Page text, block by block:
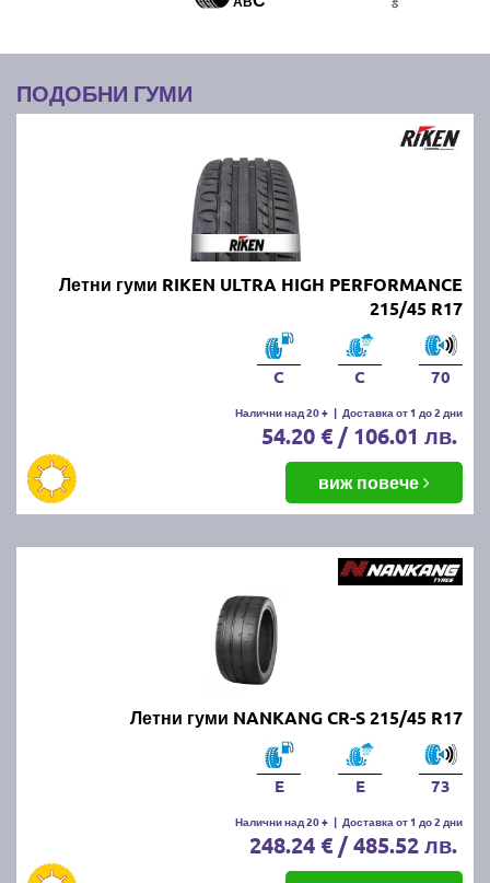
ПОДОБНИ ГУМИ
Летни гуми RIKEN ULTRA HIGH PERFORMANCE
215/45 R17
C C 70
Налични над 20 + | Доставка от 1 до 2 дни
54.20 € / 106.01 лв.
виж повече
Летни гуми NANKANG CR-S 215/45 R17
E E 73
Налични над 20 + | Доставка от 1 до 2 дни
248.24 € / 485.52 лв.